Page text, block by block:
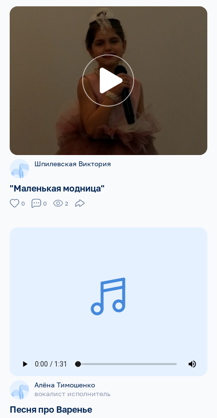
Шпилевская Виктория
"Маленькая модница"
0 0 2
Алёна Тимошенко
вокалист исполнитель
Песня про Варенье